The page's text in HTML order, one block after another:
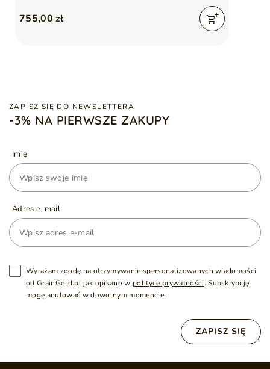
755,00 zł
ZAPISZ SIĘ DO NEWSLETTERA
-3% NA PIERWSZE ZAKUPY
Imię
Adres e-mail
Wyrażam zgodę na otrzymywanie spersonalizowanych wiadomości
od GrainGold.pl jak opisano w polityce prywatności. Subskrypcję
mogę anulować w dowolnym momencie.
ZAPISZ SIĘ